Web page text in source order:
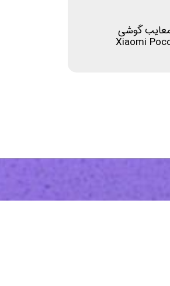
معایب گوشی
Xiaomi